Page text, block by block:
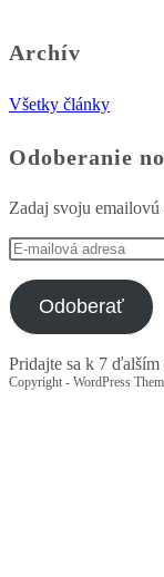
Archív
Všetky články
Odoberanie
Zadaj svoju
E-
adresa
Odoberať
Pridajte sa k 7
Copyright - WordPress